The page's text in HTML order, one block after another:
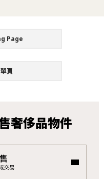
Page
頁
奢侈品物件
交易